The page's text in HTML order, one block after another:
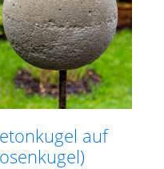
auf